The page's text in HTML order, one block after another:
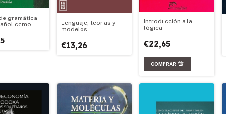
gramática
como
Lenguaje, teorías y
modelos
€13,26
Introducción a la
lógica
€22,65